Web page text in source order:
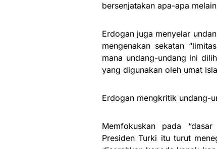
bersenjatakan apa-apa
Erdogan juga menyelar
mengenakan sekatan
mana undang-undang ini
yang digunakan oleh umat
Erdogan mengkritik undang-
Memfokuskan pada
Presiden Turki itu turut